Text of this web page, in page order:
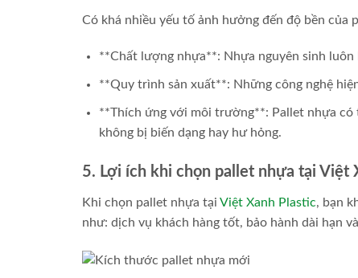
Có khá nhiều yếu tố ảnh hưởng đến độ bền của
**Chất lượng nhựa**: Nhựa nguyên sinh
**Quy trình sản xuất**: Những công nghệ
**Thích ứng với môi trường**: Pallet nhựa
không bị biến dạng hay hư hỏng.
5. Lợi ích khi chọn pallet nhựa tại Việt
Khi chọn pallet nhựa tại Việt Xanh Plastic, bạn
như: dịch vụ khách hàng tốt, bảo hành dài hạn